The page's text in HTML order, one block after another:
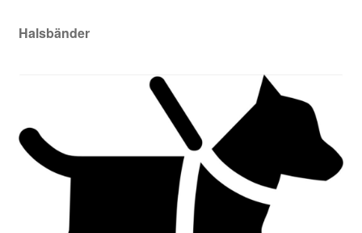
Widerrufsbelehrung
Halsbänder